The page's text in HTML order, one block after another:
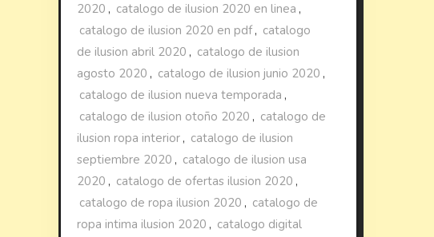
2020 , catalogo de ilusion 2020 en linea ,
catalogo de ilusion 2020 en pdf, catalogo
de ilusion abril 2020 , catalogo de ilusion
agosto 2020 , catalogo de ilusion junio 2020 ,
catalogo de ilusion nueva temporada ,
catalogo de ilusion otoño 2020 , catalogo de
ilusion ropa interior , catalogo de ilusion
septiembre 2020 , catalogo de ilusion usa
2020 , catalogo de ofertas ilusion 2020 ,
catalogo de ropa ilusion 2020 , catalogo de
ropa intima ilusion 2020 , catalogo digital